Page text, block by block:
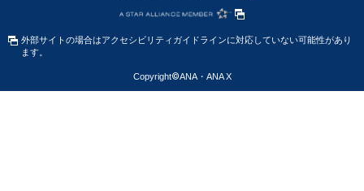
外部サイトの場合はアクセシビリティガイドラインに対応していない可能性があり
ます。
Copyright©ANA・ANA X